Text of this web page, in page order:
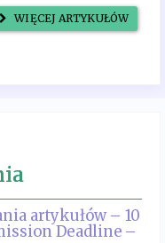
WIĘCEJ ARTYKUŁÓW
artykułów – 10
Deadline –